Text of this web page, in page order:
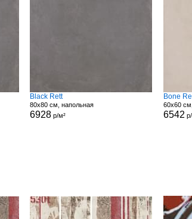
Black Rett
80x80 см, напольная
6928 р/м²
Bone
60x60
6542